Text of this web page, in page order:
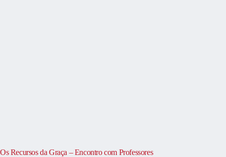
Os Recursos da Graça – Encontro com Professores